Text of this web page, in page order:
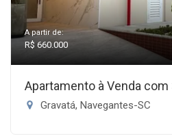
A partir de:
R$ 660.000
Apartamento à Venda com
Gravatá, Navegantes-SC